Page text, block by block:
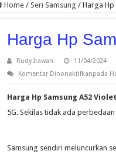
Home / Seri Samsung / Harga Hp
Harga Hp
Rudy Irawan 11/04/2024
Komentar Dinonaktifkanpada
Harga Hp Samsung A52 Violet
5G. Sekilas tidak ada
Samsung sendiri meluncurkan